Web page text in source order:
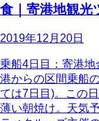
食｜寄港地観光
2019年12月20日
乗船4日目：寄港地
港からの区間乗船
ては7日目)。この
薄い朝焼け。天気